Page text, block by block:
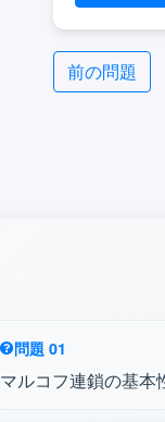
前の問題
問題 01
マルコフ連鎖の基本